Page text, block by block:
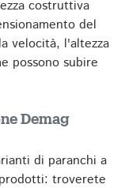
costruttiva
del
velocità, l'altezza
possono subire
Demag
di paranchi a
troverete